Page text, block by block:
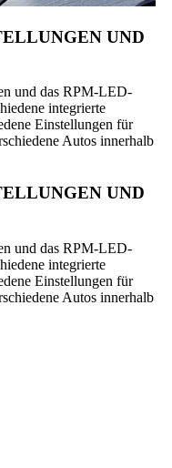
UND
und das RPM-LED-
integrierte
Einstellungen für
Autos innerhalb
UND
und das RPM-LED-
integrierte
Einstellungen für
Autos innerhalb